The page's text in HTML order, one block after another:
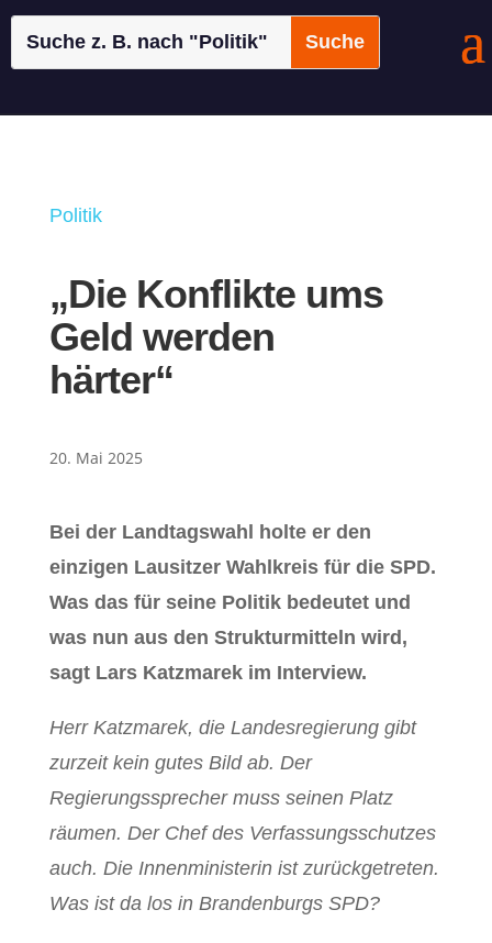
Politik
„Die Konflikte ums
Geld werden
härter“
20. Mai 2025
Bei der Landtagswahl holte er den
einzigen Lausitzer Wahlkreis für die SPD.
Was das für seine Politik bedeutet und
was nun aus den Strukturmitteln wird,
sagt Lars Katzmarek im Interview.
Herr Katzmarek, die Landesregierung gibt
zurzeit kein gutes Bild ab. Der
Regierungssprecher muss seinen Platz
räumen. Der Chef des Verfassungsschutzes
auch. Die Innenministerin ist zurückgetreten.
Was ist da los in Brandenburgs SPD?